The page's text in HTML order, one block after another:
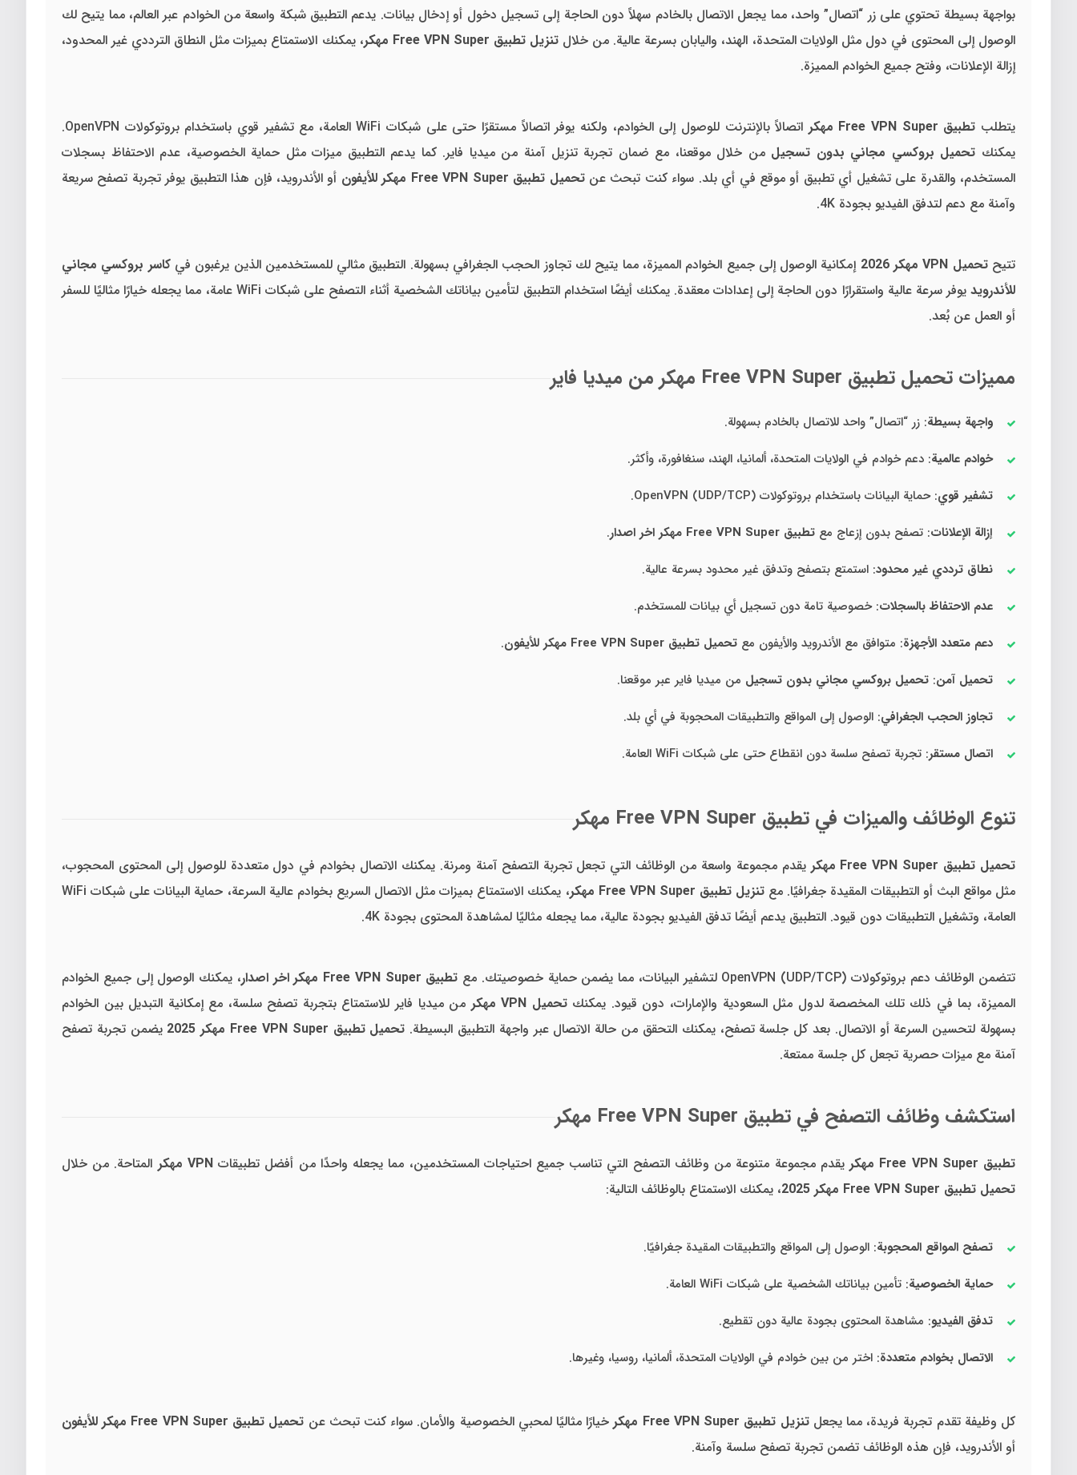
بواجهة بسيطة تحتوي على زر “اتصال” واحد، مما يجعل الاتصال بالخادم سهلاً دون الحاجة إلى تسجيل دخول أو إدخال بيانات. يدعم التطبيق شبكة واسعة من الخوادم عبر العالم، مما يتيح لك
الوصول إلى المحتوى في دول مثل الولايات المتحدة، الهند، واليابان بسرعة عالية. من خلالتنزيل تطبيق Free VPN Super مهكر
، يمكنك الاستمتاع بميزات مثل النطاق الترددي غير المحدود،
إزالة الإعلانات، وفتح جميع الخوادم المميزة.
يتطلب تطبيق Free VPN Super مهكر
اتصالاً بالإنترنت للوصول إلى الخوادم، ولكنه يوفر اتصالاً مستقرًا حتى على شبكات WiFi العامة، مع تشفير قوي باستخدام بروتوكولات OpenVPN.
يمكنك تحميل بروكسي مجاني بدون تسجيل من خلال موقعنا، مع ضمان تجربة تنزيل آمنة من ميديا فاير. كما يدعم التطبيق ميزات مثل حماية الخصوصية، عدم الاحتفاظ بسجلات
المستخدم، والقدرة على تشغيل أي تطبيق أو موقع في أي بلد. سواء كنت تبحث عنتحميل تطبيق Free VPN Super مهكر للأيفون
أو الأندرويد، فإن هذا التطبيق يوفر تجربة تصفح سريعة
وآمنة مع دعم لتدفق الفيديو بجودة 4K.
تتيحتحميل VPN مهكر 2026 إمكانية الوصول إلى جميع الخوادم المميزة، مما يتيح لك تجاوز الحجب الجغرافي بسهولة. التطبيق مثالي للمستخدمين الذين يرغبون فيكاسر بروكسي مجاني
للأندرويد
يوفر سرعة عالية واستقرارًا دون الحاجة إلى إعدادات معقدة. يمكنك أيضًا استخدام التطبيق لتأمين بياناتك الشخصية أثناء التصفح على شبكات WiFi عامة، مما يجعله خيارًا مثاليًا للسفر
أو العمل عن بُعد.
مميزات تحميل تطبيق Free VPN Super مهكر من ميديا فاير
واجهة بسيطة: زر “اتصال” واحد للاتصال بالخادم بسهولة.
خوادم عالمية: دعم خوادم في الولايات المتحدة، ألمانيا، الهند، سنغافورة، وأكثر.
تشفير قوي: حماية البيانات باستخدام بروتوكولات OpenVPN (UDP/TCP).
إزالة الإعلانات: تصفح بدون إزعاج مع تطبيق Free VPN Super مهكر اخر اصدار
.
نطاق ترددي غير محدود: استمتع بتصفح وتدفق غير محدود بسرعة عالية.
عدم الاحتفاظ بالسجلات: خصوصية تامة دون تسجيل أي بيانات للمستخدم.
دعم متعدد الأجهزة: متوافق مع الأندرويد والأيفون مع تحميل تطبيق Free VPN Super مهكر للأيفون
.
تحميل آمن: تحميل بروكسي مجاني بدون تسجيل من ميديا فاير عبر موقعنا.
تجاوز الحجب الجغرافي: الوصول إلى المواقع والتطبيقات المحجوبة في أي بلد.
اتصال مستقر: تجربة تصفح سلسة دون انقطاع حتى على شبكات WiFi العامة.
تنوع الوظائف والميزات في تطبيق Free VPN Super مهكر
تحميل تطبيق Free VPN Super مهكر
يقدم مجموعة واسعة من الوظائف التي تجعل تجربة التصفح آمنة ومرنة. يمكنك الاتصال بخوادم في دول متعددة للوصول إلى المحتوى المحجوب،
مثل مواقع البث أو التطبيقات المقيدة جغرافيًا. مع تنزيل تطبيق Free VPN Super مهكر
، يمكنك الاستمتاع بميزات مثل الاتصال السريع بخوادم عالية السرعة، حماية البيانات على شبكات WiFi
العامة، وتشغيل التطبيقات دون قيود. التطبيق يدعم أيضًا تدفق الفيديو بجودة عالية، مما يجعله مثاليًا لمشاهدة المحتوى بجودة 4K.
تتضمن الوظائف دعم بروتوكولات OpenVPN (UDP/TCP) لتشفير البيانات، مما يضمن حماية خصوصيتك. مع تطبيق Free VPN Super مهكر اخر اصدار
، يمكنك الوصول إلى جميع الخوادم
المميزة، بما في ذلك تلك المخصصة لدول مثل السعودية والإمارات، دون قيود. يمكنكتحميل VPN مهكر
من ميديا فاير للاستمتاع بتجربة تصفح سلسة، مع إمكانية التبديل بين الخوادم
بسهولة لتحسين السرعة أو الاتصال. بعد كل جلسة تصفح، يمكنك التحقق من حالة الاتصال عبر واجهة التطبيق البسيطة. تحميل تطبيق Free VPN Super مهكر 2025
يضمن تجربة تصفح
آمنة مع ميزات حصرية تجعل كل جلسة ممتعة.
استكشف وظائف التصفح في تطبيق Free VPN Super مهكر
تطبيق Free VPN Super مهكر يقدم مجموعة متنوعة من وظائف التصفح التي تناسب جميع احتياجات المستخدمين، مما يجعله واحدًا من أفضل تطبيقاتVPN مهكر
المتاحة. من خلال
تحميل تطبيق Free VPN Super مهكر 2025
، يمكنك الاستمتاع بالوظائف التالية:
تصفح المواقع المحجوبة: الوصول إلى المواقع والتطبيقات المقيدة جغرافيًا.
حماية الخصوصية: تأمين بياناتك الشخصية على شبكات WiFi العامة.
تدفق الفيديو: مشاهدة المحتوى بجودة عالية دون تقطيع.
الاتصال بخوادم متعددة: اختر من بين خوادم في الولايات المتحدة، ألمانيا، روسيا، وغيرها.
كل وظيفة تقدم تجربة فريدة، مما يجعلتنزيل تطبيق Free VPN Super مهكر خيارًا مثاليًا لمحبي الخصوصية والأمان. سواء كنت تبحث عن تحميل تطبيق Free VPN Super مهكر للأيفون
أو الأندرويد، فإن هذه الوظائف تضمن تجربة تصفح سلسة وآمنة.